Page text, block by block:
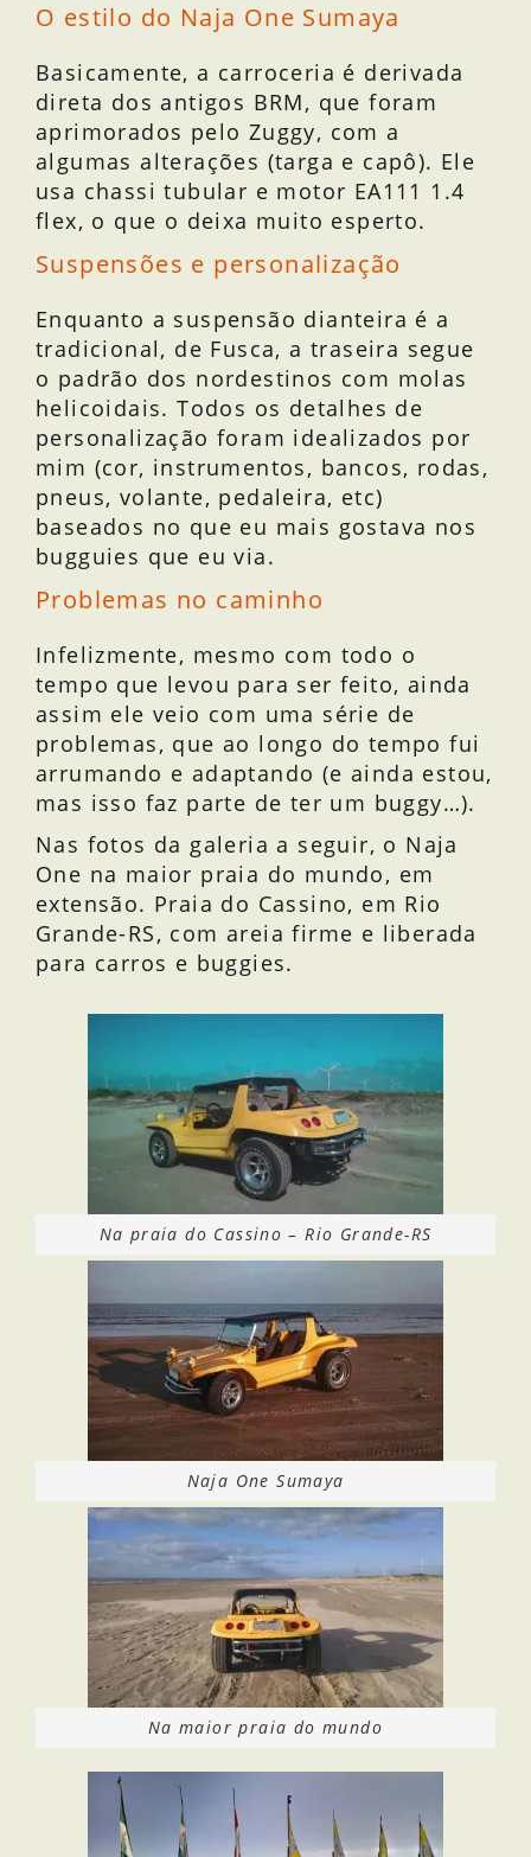
O estilo do Naja One Sumaya
Basicamente, a carroceria é derivada
direta dos antigos BRM, que foram
aprimorados pelo Zuggy, com a
algumas alterações (targa e capô). Ele
usa chassi tubular e motor EA111 1.4
flex, o que o deixa muito esperto.
Suspensões e personalização
Enquanto a suspensão dianteira é a
tradicional, de Fusca, a traseira segue
o padrão dos nordestinos com molas
helicoidais. Todos os detalhes de
personalização foram idealizados por
mim (cor, instrumentos, bancos, rodas,
pneus, volante, pedaleira, etc)
baseados no que eu mais gostava nos
bugguies que eu via.
Problemas no caminho
Infelizmente, mesmo com todo o
tempo que levou para ser feito, ainda
assim ele veio com uma série de
problemas, que ao longo do tempo fui
arrumando e adaptando (e ainda estou,
mas isso faz parte de ter um buggy…).
Nas fotos da galeria a seguir, o Naja
One na maior praia do mundo, em
extensão. Praia do Cassino, em Rio
Grande-RS, com areia firme e liberada
para carros e buggies.
Na praia do Cassino – Rio Grande-RS
Naja One Sumaya
Na maior praia do mundo